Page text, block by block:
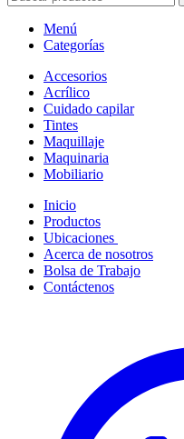
Menú
Categorías
Accesorios
Acrílico
Cuidado capilar
Tintes
Maquillaje
Maquinaria
Mobiliario
Inicio
Productos
Ubicaciones
Acerca de nosotros
Bolsa de Trabajo
Contáctenos